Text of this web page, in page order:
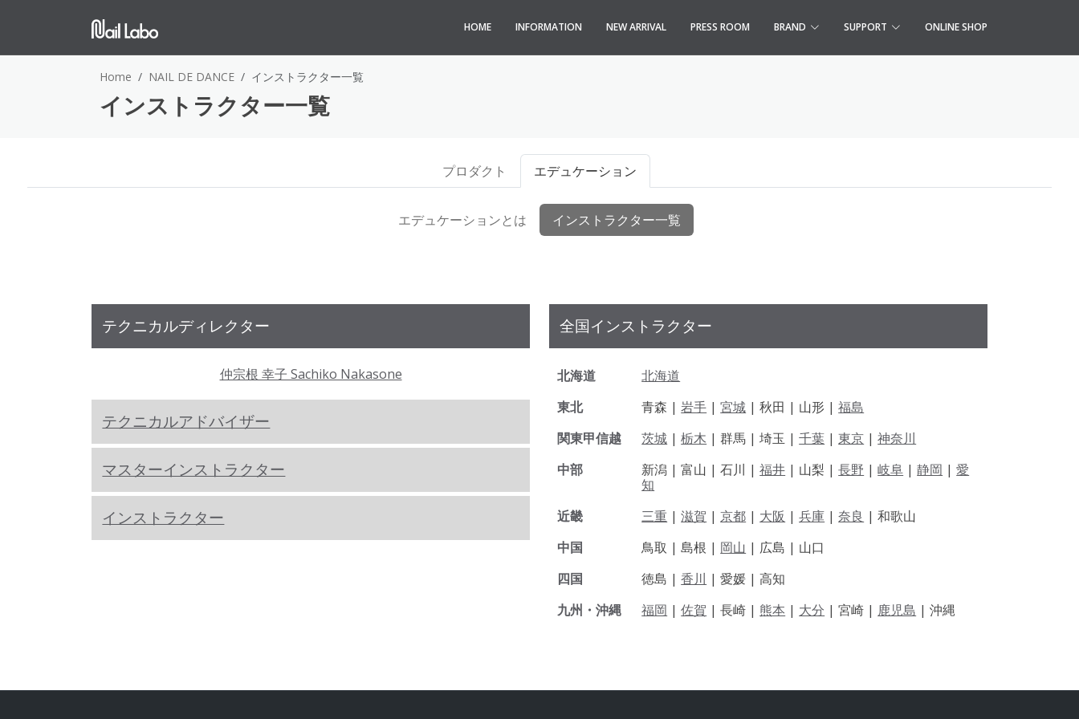
HOME INFORMATION NEW ARRIVAL PRESS ROOM BRAND SUPPORT ONLINE SHOP
Home NAIL DE DANCE インストラクター一覧
インストラクター一覧
プロダクト エデュケーション
エデュケーションとは インストラクター一覧
テクニカルディレクター
仲宗根 幸子 Sachiko Nakasone
テクニカルアドバイザー
マスターインストラクター
インストラクター
全国インストラクター
北海道
北海道
東北
青森 |岩手 |宮城 | 秋田 | 山形 |福島
関東甲信越
茨城 |栃木 | 群馬 | 埼玉 |千葉 |東京 |神奈川
中部
新潟 |富山 |石川 |福井 | 山梨 |長野 |岐阜 |静岡 |愛
知
近畿
三重 |滋賀 |京都 | 大阪 |兵庫 |奈良 |和歌山
中国
鳥取 |島根 | 岡山 | 広島 | 山口
四国
徳島 |香川 |愛媛 |高知
九州・沖縄
福岡 |佐賀 |長崎 | 熊本 | 大分 |宮崎 | 鹿児島 |沖縄